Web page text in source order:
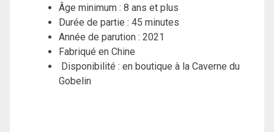
Âge minimum : 8 ans et plus
Durée de partie : 45 minutes
Année de parution : 2021
Fabriqué en Chine
Disponibilité : en boutique à la Caverne du
Gobelin